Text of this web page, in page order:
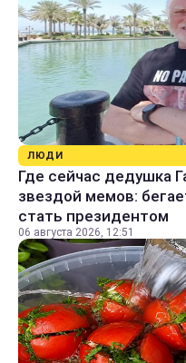
ЛЮДИ
Где сейчас дедушка
звездой мемов:
стать президентом
06 августа 2026, 12:51